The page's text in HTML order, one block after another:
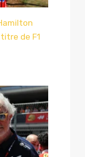
de F1